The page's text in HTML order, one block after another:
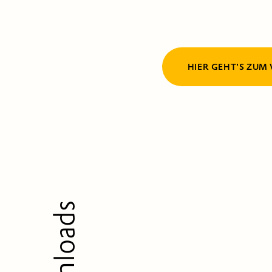
HIER GEHT’S